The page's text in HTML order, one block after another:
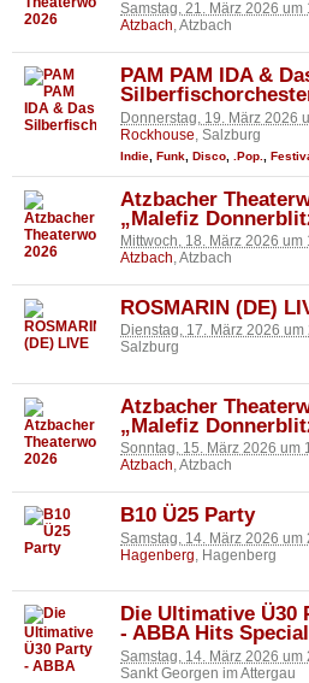
Samstag, 21. März 2026 um
Atzbach, Atzbach
PAM PAM IDA &
Donnerstag, 19. März 2026
Rockhouse , Salzburg
Indie Funk Disco .Pop.
Atzbacher
„Malefiz
Mittwoch, 18. März 2026 um
Atzbach, Atzbach
ROSMARIN (DE)
Dienstag, 17. März 2026 um
Salzburg
Atzbacher
„Malefiz
Sonntag, 15. März 2026 um
Atzbach, Atzbach
B10 Ü25 Party
Samstag, 14. März 2026 um
Hagenberg , Hagenberg
Die Ultimative Ü30
- ABBA Hits Special
Samstag, 14. März 2026 um
Sankt Georgen im Attergau